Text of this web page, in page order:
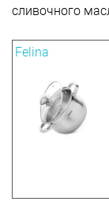
сливочного
Felina